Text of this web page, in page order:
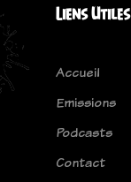
Liens Utiles
Accueil
Emissions
Podcasts
Contact